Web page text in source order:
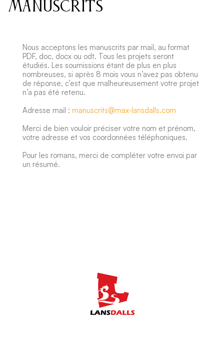
manuscrits
Nous acceptons les manuscrits par mail, au format
PDF, doc, docx ou odt. Tous les projets seront
étudiés. Les soumissions étant de plus en plus
nombreuses, si après 8 mois vous n’avez pas obtenu
de réponse, c’est que malheureusement votre projet
n’a pas été retenu.
Adresse mail : manuscrits@max-lansdalls.com
Merci de bien vouloir préciser votre nom et prénom,
votre adresse et vos coordonnées téléphoniques.
Pour les romans, merci de compléter votre envoi par
un résumé.